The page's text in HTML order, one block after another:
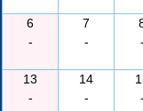
6
-
7
-
-
13
-
14
-
-